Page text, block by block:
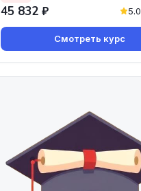
45 832 ₽ 5.0
Смотреть курс